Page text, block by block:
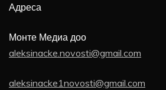
Адреса
Монте Медиа доо
aleksinacke.novosti@gmail.com
aleksinacke1novosti@gmail.com